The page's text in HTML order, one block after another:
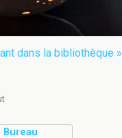
dans la bibliothèque »
Bureau